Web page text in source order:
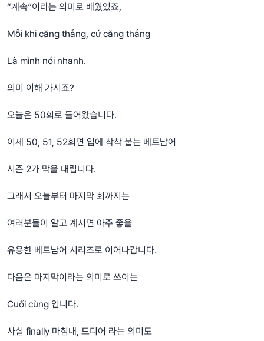
“계속”이라는 의미로 배웠었죠,
Mỗi khi căng thẳng, cứ căng thẳng
Là mình nói nhanh.
의미 이해 가시죠?
오늘은 50회로 들어왔습니다.
이제 50, 51, 52회면 입에 착착 붙는 베트남어
시즌 2가 막을 내립니다.
그래서 오늘부터 마지막 회까지는
여러분들이 알고 계시면 아주 좋을
유용한 베트남어 시리즈로 이어나갑니다.
다음은 마지막이라는 의미로 쓰이는
Cuối cùng 입니다.
사실 finally 마침내, 드디어 라는 의미도